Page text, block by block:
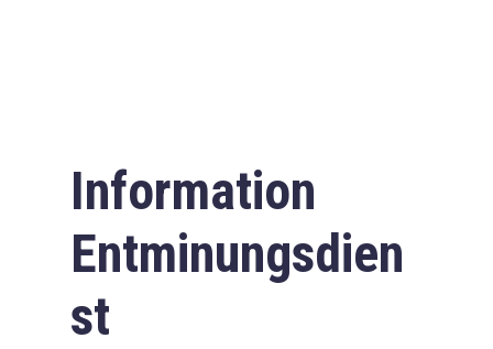
Information
Entminungsdien
st